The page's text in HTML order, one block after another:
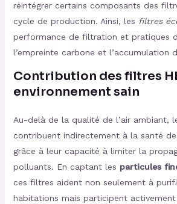
réintégrer certains composants des
cycle de production. Ainsi, les filtres
performance de filtration et pratiques
l’empreinte carbone et l’accumulation
Contribution des filtres
environnement sain
Au-delà de la qualité de l’air ambiant,
contribuent indirectement à la santé de
grâce à leur capacité à limiter la
polluants. En captant les particules
ces filtres aident non seulement à
habitations mais participent